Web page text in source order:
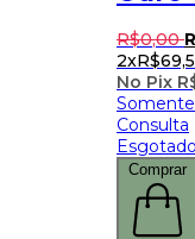
R$0,00
2xR$
No Pix
Consulta
Esgotado
Comprar